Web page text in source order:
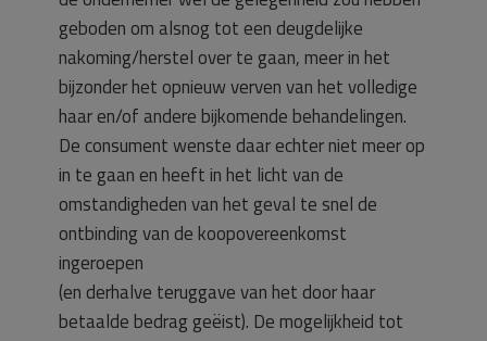
geboden om alsnog tot een deugdelijke
nakoming/herstel over te gaan, meer in het
bijzonder het opnieuw verven van het volledige
haar en/of andere bijkomende behandelingen.
De consument wenste daar echter niet meer op
in te gaan en heeft in het licht van de
omstandigheden van het geval te snel de
ontbinding van de koopovereenkomst
ingeroepen
(en derhalve teruggave van het door haar
betaalde bedrag geëist). De mogelijkheid tot